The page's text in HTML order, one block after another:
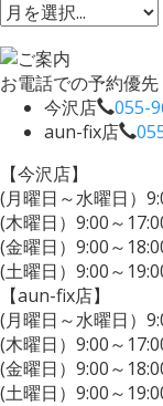
お電話での予約優先
今沢店
055-
aun-fix店
【今沢店】
(月曜日～水曜日）
(木曜日）9:00～
(金曜日）9:00～
(土曜日）9:00～
【aun-fix店】
(月曜日～水曜日）
(木曜日）9:00～
(金曜日）9:00～
(土曜日）9:00～